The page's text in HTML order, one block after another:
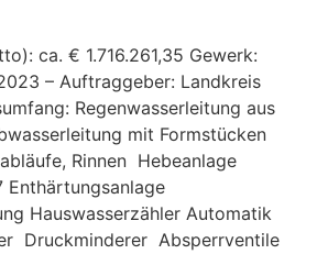
ca. € 1.716.261,35 Gewerk:
– Auftraggeber: Landkreis
Regenwasserleitung aus
mit Formstücken
Rinnen Hebeanlage
Enthärtungsanlage
Hauswasserzähler Automatik
Druckminderer Absperrventile